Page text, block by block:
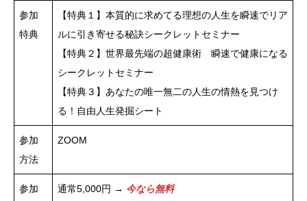
参加
特典
【特典１】本質的に求めてる理想の人生を瞬速でリア
ルに引き寄せる秘訣シークレットセミナー
【特典２】世界最先端の超健康術 瞬速で健康になる
シークレットセミナー
【特典３】あなたの唯一無二の人生の情熱を見つけ
る！自由人生発掘シート
参加
方法
ZOOM
参加
通常5,000円 → 今なら無料